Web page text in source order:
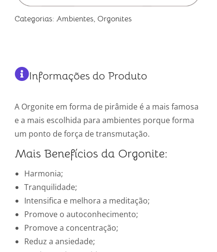
Categorias: Ambientes, Orgonites
Informações do Produto
A Orgonite em forma de pirâmide é a mais famosa
e a mais escolhida para ambientes porque forma
um ponto de força de transmutação.
Mais Benefícios da Orgonite:
Harmonia;
Tranquilidade;
Intensifica e melhora a meditação;
Promove o autoconhecimento;
Promove a concentração;
Reduz a ansiedade;